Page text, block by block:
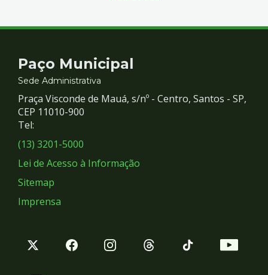
Contato
e
Redes
Sociais
Paço Municipal
Sede Administrativa
Praça Visconde de Mauá, s/nº - Centro, Santos - SP,
CEP 11010-900
Tel:
(13) 3201-5000
Lei de Acesso à Informação
Sitemap
Imprensa